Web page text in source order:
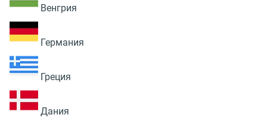
Венгрия
Германия
Греция
Дания